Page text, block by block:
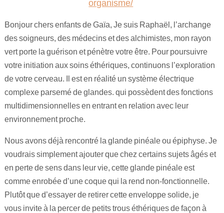
organisme/
Bonjour chers enfants de Gaïa, Je suis Raphaël, l’archange
des soigneurs, des médecins et des alchimistes, mon rayon
vert porte la guérison et pénètre votre être. Pour poursuivre
votre initiation aux soins éthériques, continuons l’exploration
de votre cerveau. Il est en réalité un système électrique
complexe parsemé de glandes. qui possèdent des fonctions
multidimensionnelles en entrant en relation avec leur
environnement proche.
Nous avons déjà rencontré la glande pinéale ou épiphyse. Je
voudrais simplement ajouter que chez certains sujets âgés et
en perte de sens dans leur vie, cette glande pinéale est
comme enrobée d’une coque qui la rend non-fonctionnelle.
Plutôt que d’essayer de retirer cette enveloppe solide, je
vous invite à la percer de petits trous éthériques de façon à